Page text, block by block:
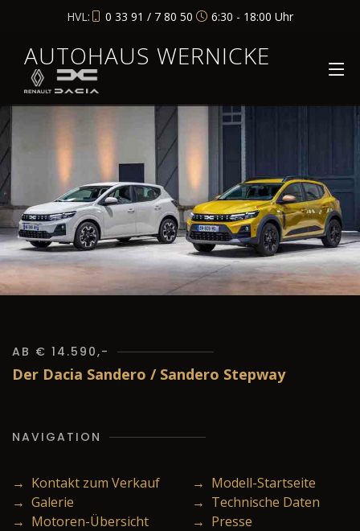
HVL: 0 33 91 / 7 80 50 6:30 - 18:00 Uhr
AUTOHAUS WERNICKE
AB € 14.590,-
Der Dacia Sandero / Sandero Stepway
NAVIGATION
→ Kontakt zum Verkauf
→ Modell-Startseite
→ Galerie
→ Technische Daten
→ Motoren-Übersicht
→ Presse